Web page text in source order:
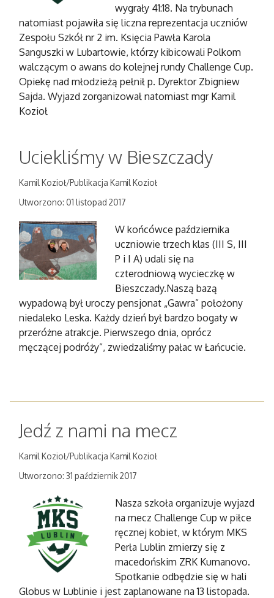
wygrały 41:18. Na trybunach
natomiast pojawiła się liczna reprezentacja uczniów
Zespołu Szkół nr 2 im. Księcia Pawła Karola
Sanguszki w Lubartowie, którzy kibicowali Polkom
walczącym o awans do kolejnej rundy Challenge Cup.
Opiekę nad młodzieżą pełnił p. Dyrektor Zbigniew
Sajda. Wyjazd zorganizował natomiast mgr Kamil
Kozioł
Uciekliśmy w Bieszczady
Kamil Kozioł/Publikacja Kamil Kozioł
Utworzono: 01 listopad 2017
W końcówce października
uczniowie trzech klas (III S, III
P i I A) udali się na
czterodniową wycieczkę w
Bieszczady.Naszą bazą
wypadową był uroczy pensjonat „Gawra” położony
niedaleko Leska. Każdy dzień był bardzo bogaty w
przeróżne atrakcje. Pierwszego dnia, oprócz
męczącej podróży”, zwiedzaliśmy pałac w Łańcucie.
Jedź z nami na mecz
Kamil Kozioł/Publikacja Kamil Kozioł
Utworzono: 31 październik 2017
Nasza szkoła organizuje wyjazd
na mecz Challenge Cup w piłce
ręcznej kobiet, w którym MKS
Perła Lublin zmierzy się z
macedońskim ZRK Kumanovo.
Spotkanie odbędzie się w hali
Globus w Lublinie i jest zaplanowane na 13 listopada.